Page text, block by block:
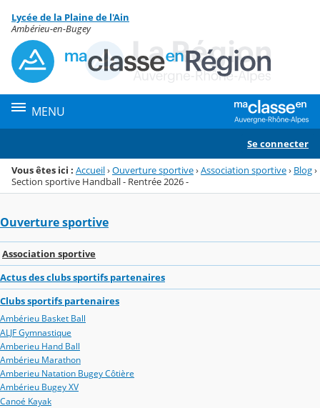
Menu de la rubrique
Contenu
Lycée de la Plaine de l'Ain
Ambérieu-en-Bugey
MENU
Se connecter
Vous êtes ici : Accueil›Ouverture sportive›Association sportive› Blog›
Section sportive Handball - Rentrée 2026 -
Ouverture sportive
Association sportive
Actus des clubs sportifs partenaires
Clubs sportifs partenaires
Ambérieu Basket Ball
ALJF Gymnastique
Amberieu Hand Ball
Ambérieu Marathon
Amberieu Natation Bugey Côtière
Ambérieu Bugey XV
Canoé Kayak